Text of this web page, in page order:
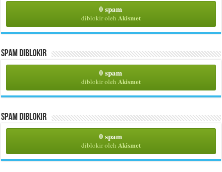
0 spam
diblokir oleh Akismet
Spam Diblokir
0 spam
diblokir oleh Akismet
Spam Diblokir
0 spam
diblokir oleh Akismet